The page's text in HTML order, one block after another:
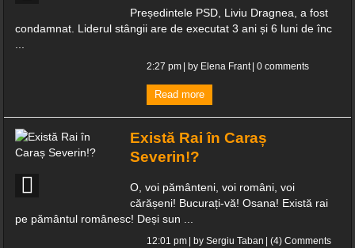
Președintele PSD, Liviu Dragnea, a fost
condamnat. Liderul stângii are de executat 3 ani și 6 luni de înc
...
2:27 pm | by Elena Frant 0 comments
Read more
Există Rai în Caraș
Severin!?
O, voi pământeni, voi români, voi
cărășeni! Bucurați-vă! Osana! Există rai
pe pământul românesc! Deși sun ...
12:01 pm | bySergiu Taban (4) Comments